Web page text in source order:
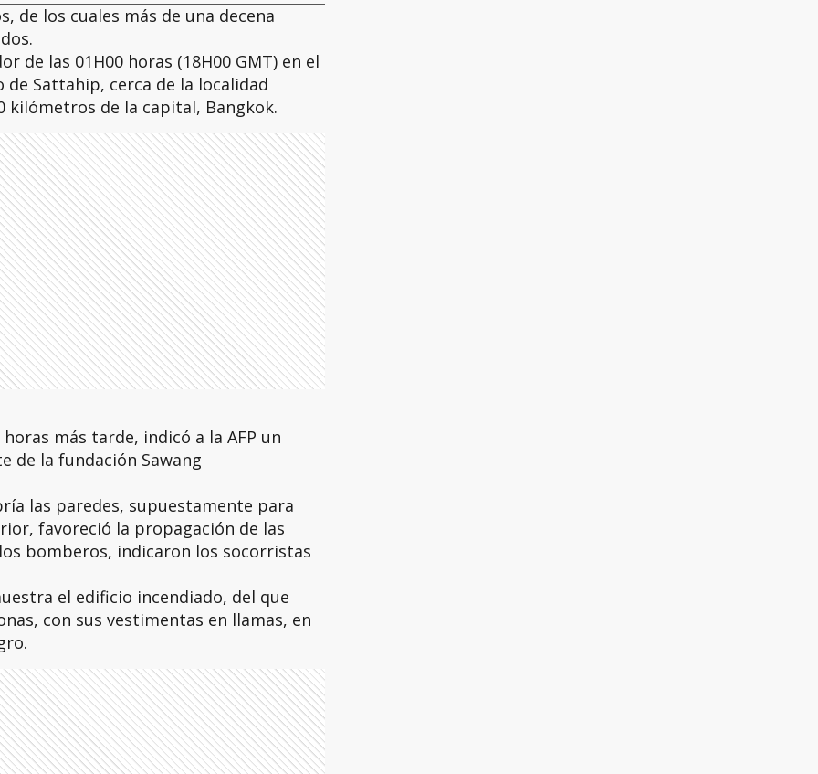
de los cuales más de una decena
de las 01H00 horas (18H00 GMT) en el
Sattahip, cerca de la localidad
kilómetros de la capital, Bangkok.
más tarde, indicó a la AFP un
de la fundación Sawang
las paredes, supuestamente para
favoreció la propagación de las
bomberos, indicaron los socorristas
el edificio incendiado, del que
con sus vestimentas en llamas, en